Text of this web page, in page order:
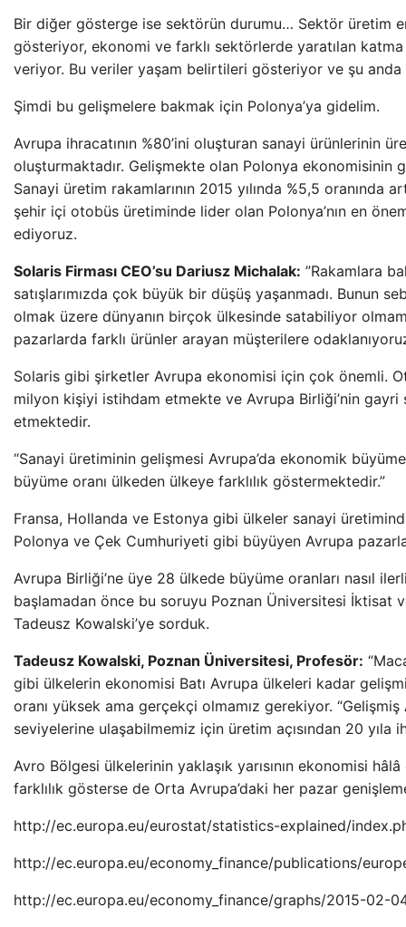
Bir diğer gösterge ise sektörün durumu… Sektör üretim
gösteriyor, ekonomi ve farklı sektörlerde yaratılan
veriyor. Bu veriler yaşam belirtileri gösteriyor ve şu
Şimdi bu gelişmelere bakmak için Polonya’ya gidelim.
Avrupa ihracatının %80’ini oluşturan sanayi ürünlerinin
oluşturmaktadır. Gelişmekte olan Polonya ekonomisinin
Sanayi üretim rakamlarının 2015 yılında %5,5 oranında
şehir içi otobüs üretiminde lider olan Polonya’nın en
ediyoruz.
Solaris Firması CEO’su Dariusz Michalak: ”Rakamlara
satışlarımızda çok büyük bir düşüş yaşanmadı. Bunun
olmak üzere dünyanın birçok ülkesinde satabiliyor
pazarlarda farklı ürünler arayan müşterilere
Solaris gibi şirketler Avrupa ekonomisi için çok önemli.
milyon kişiyi istihdam etmekte ve Avrupa Birliği’nin gayri
etmektedir.
“Sanayi üretiminin gelişmesi Avrupa’da ekonomik
büyüme oranı ülkeden ülkeye farklılık göstermektedir.”
Fransa, Hollanda ve Estonya gibi ülkeler sanayi
Polonya ve Çek Cumhuriyeti gibi büyüyen Avrupa
Avrupa Birliği’ne üye 28 ülkede büyüme oranları nasıl
başlamadan önce bu soruyu Poznan Üniversitesi İktisat
Tadeusz Kowalski’ye sorduk.
Tadeusz Kowalski, Poznan Üniversitesi, Profesör:
gibi ülkelerin ekonomisi Batı Avrupa ülkeleri kadar
oranı yüksek ama gerçekçi olmamız gerekiyor.
seviyelerine ulaşabilmemiz için üretim açısından 20 yıla
Avro Bölgesi ülkelerinin yaklaşık yarısının ekonomisi
farklılık gösterse de Orta Avrupa’daki her pazar
http://ec.europa.eu/eurostat/statistics-explained/
http://ec.europa.eu/economy_finance/publications/
http://ec.europa.eu/economy_finance/graphs/2015-02-